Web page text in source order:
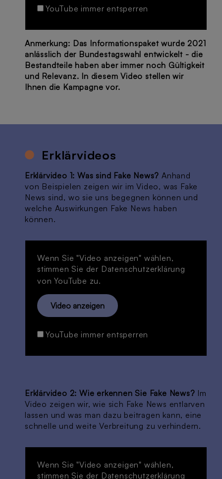
YouTube immer entsperren
Anmerkung: Das Informationspaket wurde 2021
anlässlich der Bundestagswahl entwickelt - die
Bestandteile haben aber immer noch Gültigkeit
und Relevanz. In diesem Video stellen wir
Ihnen die Kampagne vor.
Erklärvideos
Wenn Sie "Video anzeigen" wählen,
stimmen Sie der Datenschutzerklärung
von YouTube zu.
Video anzeigen
YouTube immer entsperren
Erklärvideo 1: Was sind Fake News? Anhand
von Beispielen zeigen wir im Video, was Fake
News sind, wo sie uns begegnen können und
welche Auswirkungen Fake News haben
können.
Wenn Sie "Video anzeigen" wählen,
stimmen Sie der Datenschutzerklärung
Erklärvideo 2: Wie erkennen Sie Fake News? Im
Video zeigen wir, wie sich Fake News entlarven
lassen und was man dazu beitragen kann, eine
schnelle und weite Verbreitung zu verhindern.